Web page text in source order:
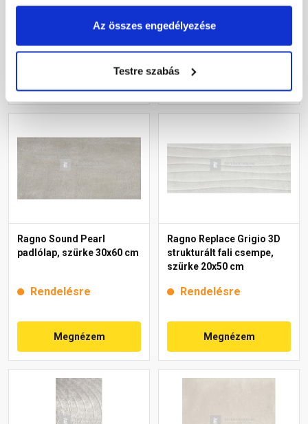
Az összes engedélyezése
Testre szabás
Ragno Sound Pearl
padlólap, szürke 30x60 cm
Rendelésre
Megnézem
Ragno Replace Grigio 3D
strukturált fali csempe,
szürke 20x50 cm
Rendelésre
Megnézem